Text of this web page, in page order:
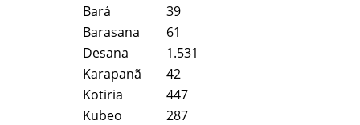
Bará
39
Barasana
61
Desana
1.531
Karapanã
42
Kotiria
447
Kubeo
287